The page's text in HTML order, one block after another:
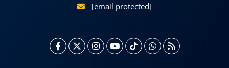
[email protected]